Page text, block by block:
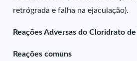
retrógrada e falha na ejaculação).
Reações Adversas do Cloridrato
Reações comuns